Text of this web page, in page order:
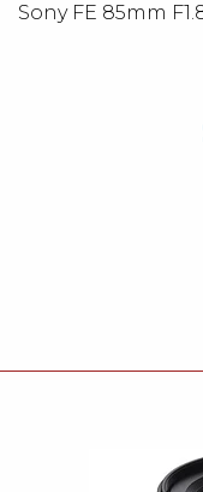
Sony FE 85mm